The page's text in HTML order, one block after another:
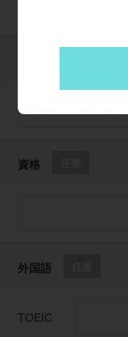
資格
外国語
TOEIC